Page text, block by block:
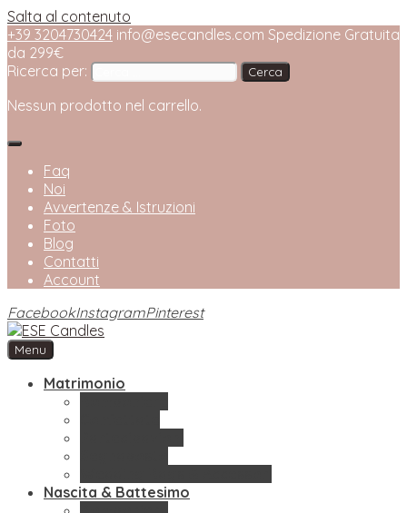
Salta al contenuto
+39 3204730424 info@esecandles.com Spedizione Gratuita
da 299€
Ricerca per:
Nessun prodotto nel carrello.
Faq
Noi
Avvertenze & Istruzioni
Foto
Blog
Contatti
Account
FacebookInstagramPinterest
ESE Candles
Bottega Artigianale di Candele
Menu
Matrimonio
Nascita & Battesimo